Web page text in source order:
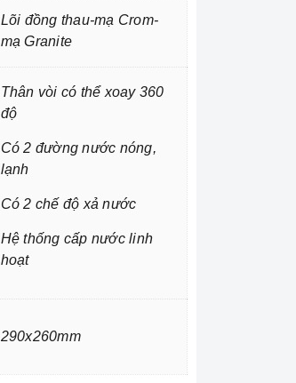
Lõi đồng thau-mạ Crom-
mạ Granite
Thân vòi có thể xoay 360
độ
Có 2 đường nước nóng,
lạnh
Có 2 chế độ xả nước
Hệ thống cấp nước linh
hoạt
290x260mm